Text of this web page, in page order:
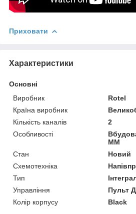
Приховати
Характеристики
Основні
Виробник
Rotel
Країна виробник
Кількість каналів
2
Особливості
ММ
Стан
Новий
Схемотехніка
Тип
Управління
Пульт
Колір корпусу
Black